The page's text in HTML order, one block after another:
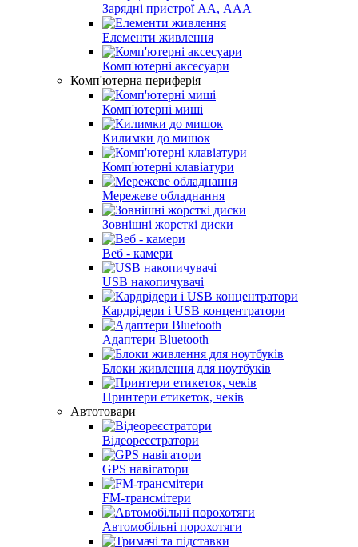
Зарядні пристрої АА, ААА
Елементи живлення
Комп'ютерні аксесуари
Комп'ютерна периферія
Комп'ютерні миші
Килимки до мишок
Комп'ютерні клавіатури
Мережеве обладнання
Зовнішні жорсткі диски
Веб - камери
USB накопичувачі
Кардрідери і USB концентратори
Адаптери Bluetooth
Блоки живлення для ноутбуків
Принтери етикеток, чеків
Автотовари
Відеореєстратори
GPS навігатори
FM-трансмітери
Автомобільні порохотяги